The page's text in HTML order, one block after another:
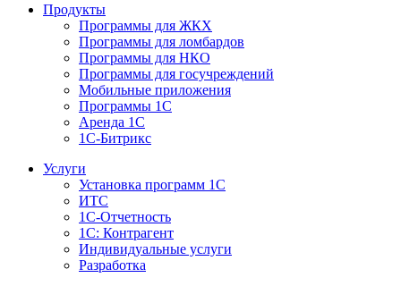
Продукты
Программы для ЖКХ
Программы для ломбардов
Программы для НКО
Программы для госучреждений
Мобильные приложения
Программы 1С
Аренда 1С
1С-Битрикс
Услуги
Установка программ 1С
ИТС
1С-Отчетность
1С: Контрагент
Индивидуальные услуги
Разработка